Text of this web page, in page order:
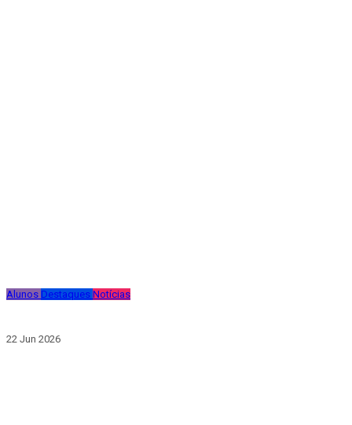
Alunos Destaques Notícias
22 Jun 2026